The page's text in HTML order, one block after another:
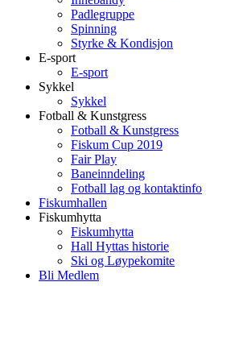
Padlegruppe
Spinning
Styrke & Kondisjon
E-sport
E-sport
Sykkel
Sykkel
Fotball & Kunstgress
Fotball & Kunstgress
Fiskum Cup 2019
Fair Play
Baneinndeling
Fotball lag og kontaktinfo
Fiskumhallen
Fiskumhytta
Fiskumhytta
Hall Hyttas historie
Ski og Løypekomite
Bli Medlem